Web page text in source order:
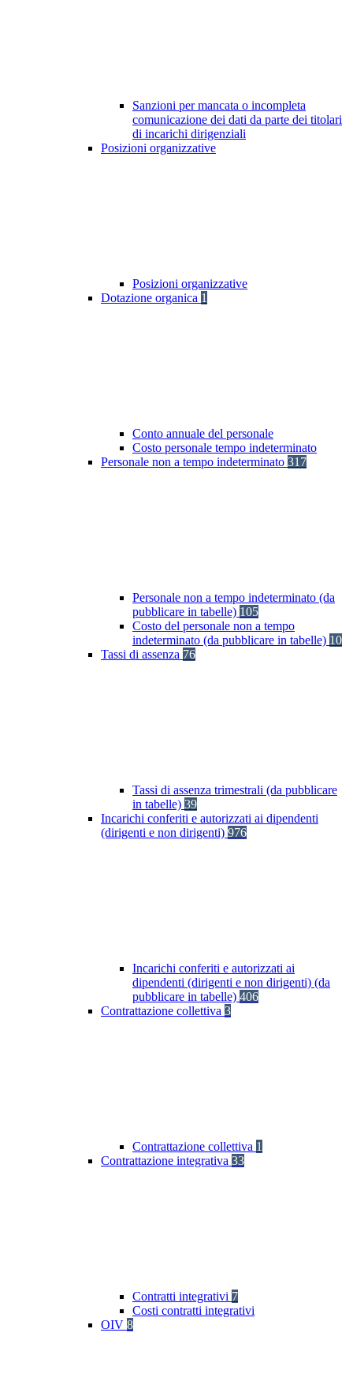
Sanzioni per mancata o incompleta
comunicazione dei dati da parte dei titolari
di incarichi dirigenziali
Posizioni organizzative
Posizioni organizzative
Dotazione organica 1
Conto annuale del personale
Costo personale tempo indeterminato
Personale non a tempo indeterminato 317
Personale non a tempo indeterminato (da
pubblicare in tabelle) 105
Costo del personale non a tempo
indeterminato (da pubblicare in tabelle) 10
Tassi di assenza 76
Tassi di assenza trimestrali (da pubblicare
in tabelle) 39
Incarichi conferiti e autorizzati ai dipendenti
(dirigenti e non dirigenti) 976
Incarichi conferiti e autorizzati ai
dipendenti (dirigenti e non dirigenti) (da
pubblicare in tabelle) 406
Contrattazione collettiva 3
Contrattazione collettiva 1
Contrattazione integrativa 33
Contratti integrativi 7
Costi contratti integrativi
OIV 8